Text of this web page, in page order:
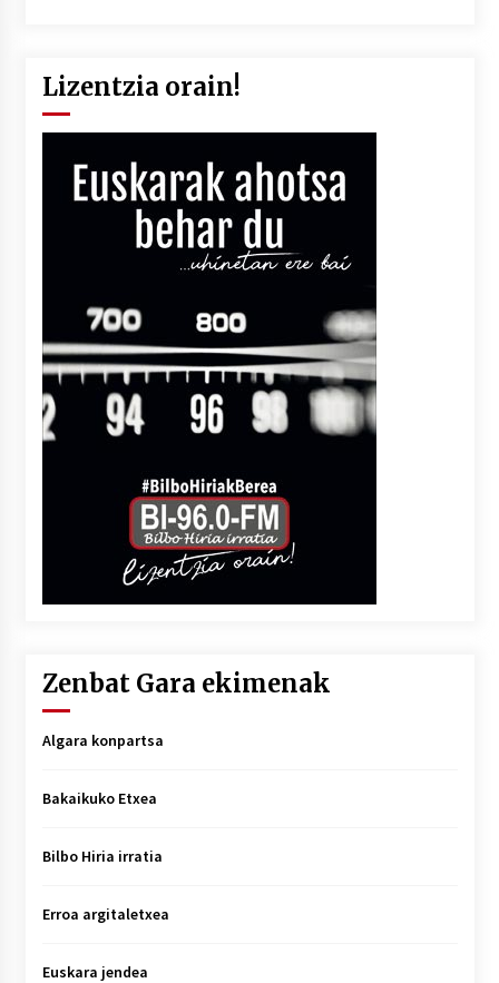
Lizentzia orain!
Zenbat Gara ekimenak
Algara konpartsa
Bakaikuko Etxea
Bilbo Hiria irratia
Erroa argitaletxea
Euskara jendea